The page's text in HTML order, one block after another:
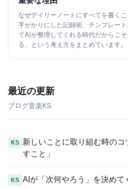
なぜデイリーノートにすべてを書く
手がかりにした記録術、テンプレー
てAIが整理してくれる時代だからこ
る、という考え方をまとめています。
最近の更新
ブログ音楽KS
KS
新しいことに取り組む時の
すこと」
KS AIが「次何やろう」を決めて